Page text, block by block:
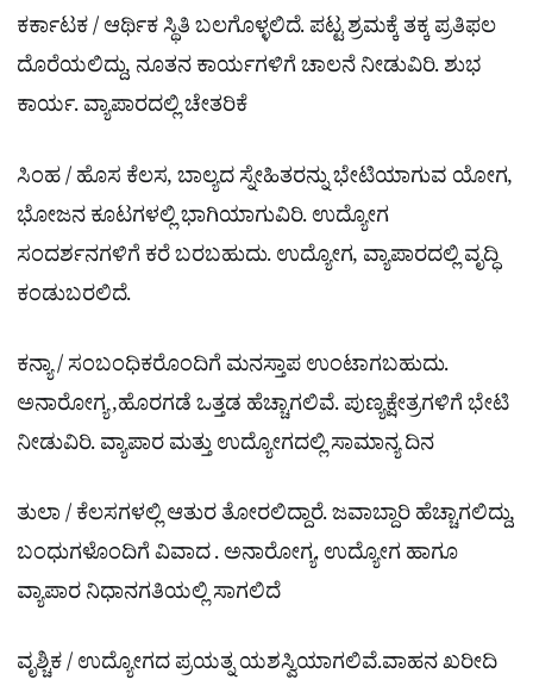
ಕರ್ಕಾಟಕ / ಆರ್ಥಿಕ ಸ್ಥಿತಿ ಬಲಗೊಳ್ಳಲಿದೆ. ಪಟ್ಟ ಶ್ರಮಕ್ಕೆ ತಕ್ಕ ಪ್ರತಿಫಲ
ದೊರೆಯಲಿದ್ದು, ನೂತನ ಕಾರ್ಯಗಳಿಗೆ ಚಾಲನೆ ನೀಡುವಿರಿ. ಶುಭ
ಕಾರ್ಯ. ವ್ಯಾಪಾರದಲ್ಲಿ ಚೇತರಿಕೆ
ಸಿಂಹ / ಹೊಸ ಕೆಲಸ, ಬಾಲ್ಯದ ಸ್ನೇಹಿತರನ್ನು ಭೇಟಿಯಾಗುವ ಯೋಗ,
ಭೋಜನ ಕೂಟಗಳಲ್ಲಿ ಭಾಗಿಯಾಗುವಿರಿ. ಉದ್ಯೋಗ
ಸಂದರ್ಶನಗಳಿಗೆ ಕರೆ ಬರಬಹುದು. ಉದ್ಯೋಗ, ವ್ಯಾಪಾರದಲ್ಲಿ ವೃದ್ಧಿ
ಕಂಡುಬರಲಿದೆ.
ಕನ್ಯಾ / ಸಂಬಂಧಿಕರೊಂದಿಗೆ ಮನಸ್ತಾಪ ಉಂಟಾಗಬಹುದು.
ಅನಾರೋಗ್ಯ ,ಹೊರಗಡೆ ಒತ್ತಡ ಹೆಚ್ಚಾಗಲಿವೆ. ಪುಣ್ಯಕ್ಷೇತ್ರಗಳಿಗೆ ಭೇಟಿ
ನೀಡುವಿರಿ. ವ್ಯಾಪಾರ ಮತ್ತು ಉದ್ಯೋಗದಲ್ಲಿ ಸಾಮಾನ್ಯ ದಿನ
ತುಲಾ / ಕೆಲಸಗಳಲ್ಲಿ ಆತುರ ತೋರಲಿದ್ದಾರೆ. ಜವಾಬ್ದಾರಿ ಹೆಚ್ಚಾಗಲಿದ್ದು,
ಬಂಧುಗಳೊಂದಿಗೆ ವಿವಾದ . ಅನಾರೋಗ್ಯ. ಉದ್ಯೋಗ ಹಾಗೂ
ವ್ಯಾಪಾರ ನಿಧಾನಗತಿಯಲ್ಲಿ ಸಾಗಲಿದೆ
ವೃಶ್ಚಿಕ / ಉದ್ಯೋಗದ ಪ್ರಯತ್ನ ಯಶಸ್ವಿಯಾಗಲಿವೆ.ವಾಹನ ಖರೀದಿ